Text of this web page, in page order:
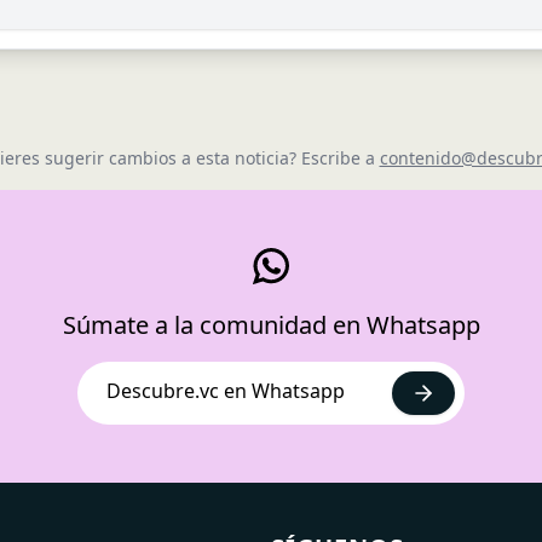
sugerir cambios a esta noticia? Escribe a
Súmate a la comunidad en Whatsapp
Descubre.vc en Whatsapp